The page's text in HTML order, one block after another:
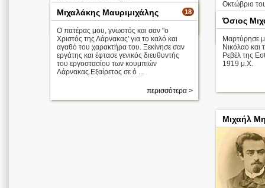
περισσότερα >
Οκτώβριο
18
Μιχαλάκης Μαυριμιχάλης
Ο πατέρας μου, γνωστός και σαν "ο
Χριστός της Λάρνακας' για το καλό και
αγαθό του χαρακτήρα του. Ξεκίνησε σαν
εργάτης και έφτασε γενικός διευθυντής
του εργοστασίου των κουμπιών
Λάρνακας.Εξαίρετος σε ό ...
περισσότερα >
Όσιος
Μαρτύρησε
Νικόλαο και
Ρεβέλ της
1919 μ.Χ.
Μιχαήλ